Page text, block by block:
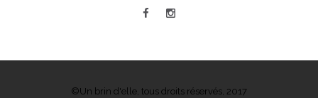
©Un brin d'elle, tous droits réservés, 2017